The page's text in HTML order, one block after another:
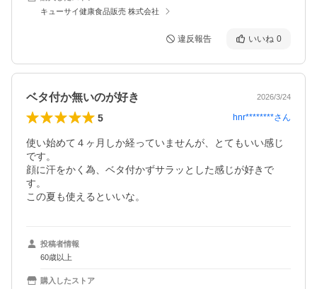
キューサイ健康食品販売 株式会社
違反報告 いいね 0
ベタ付か無いのが好き 2026/3/24
5 hnr********さん
使い始めて４ヶ月しか経っていませんが、とてもいい感じ
です。
顔に汗をかく為、ベタ付かずサラッとした感じが好きで
す。
この夏も使えるといいな。
投稿者情報
60歳以上
購入したストア